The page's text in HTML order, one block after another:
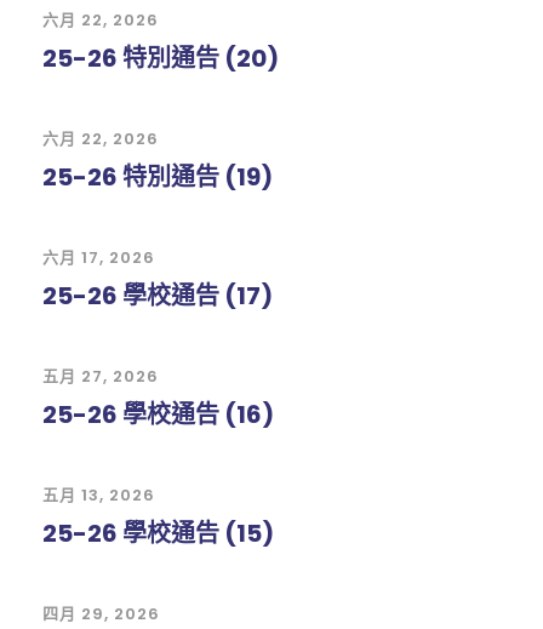
六月 22, 2026
25-26 特別通告 (20)
六月 22, 2026
25-26 特別通告 (19)
六月 17, 2026
25-26 學校通告 (17)
五月 27, 2026
25-26 學校通告 (16)
五月 13, 2026
25-26 學校通告 (15)
四月 29, 2026